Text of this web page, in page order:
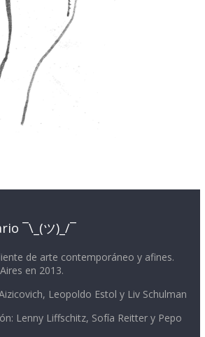
¯\_(ツ)_/¯
de arte contemporáneo y afines.
en 2013.
Leopoldo Estol y Liv Schulman
Lenny Liffschitz, Sofía Reitter y Pepo